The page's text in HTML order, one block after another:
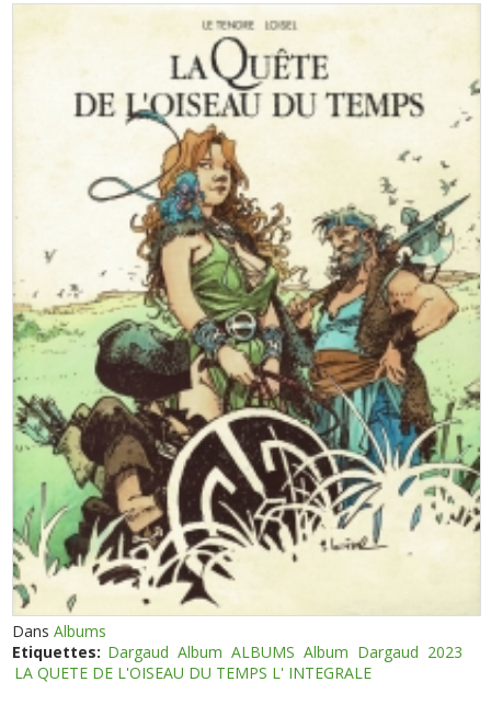
DansAlbums
Etiquettes: Dargaud Album ALBUMS Album Dargaud 2023
LA QUETE DE L'OISEAU DU TEMPS L' INTEGRALE